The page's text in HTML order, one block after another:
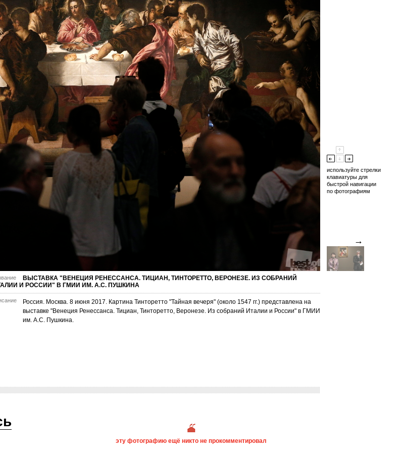
→
используйте стрелки
клавиатуры для
быстрой навигации
по фотографиям
ВЫСТАВКА "ВЕНЕЦИЯ РЕНЕССАНСА. ТИЦИАН, ТИНТОРЕТТО, ВЕРОНЕЗЕ. ИЗ СОБРАНИЙ
И РОССИИ" В ГМИИ ИМ. А.С. ПУШКИНА
Россия. Москва. 8 июня 2017. Картина Тинторетто "Тайная вечеря" (около 1547 гг.) представлена на
выставке "Венеция Ренессанса. Тициан, Тинторетто, Веронезе. Из собраний Италии и России" в ГМИИ
им. А.С. Пушкина.
эту фотографию ещё никто не прокомментировал